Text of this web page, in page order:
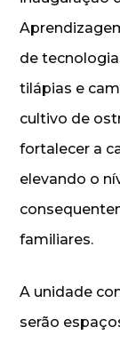
de
tilápias e
cultivo de
fortalecer a
elevando o
familiares.
A unidade
serão